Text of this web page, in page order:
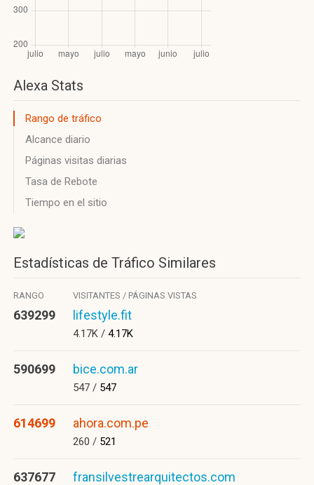
Alexa Stats
Rango de tráfico
Alcance diario
Páginas visitas diarias
Tasa de Rebote
Tiempo en el sitio
Estadísticas de Tráfico Similares
RANGO VISITANTES / PÁGINAS VISTAS
639299 lifestyle.fit
4.17K / 4.17K
590699 bice.com.ar
547 / 547
614699 ahora.com.pe
260 / 521
637677 fransilvestrearquitectos.com